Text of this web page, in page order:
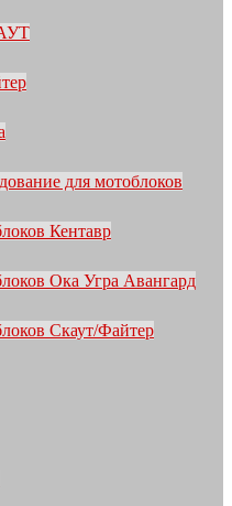
для мотоблоков
Кентавр
Ока Угра Авангард
Скаут/Файтер